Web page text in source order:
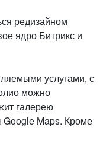
редизайном
ядро Битрикс и
услугами, с
можно
галерею
Google Maps. Кроме